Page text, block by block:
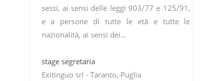
sessi, ai sensi delle leggi 903/77 e 125/91,
e a persone di tutte le età e tutte le
nazionalità, ai sensi dei...
stage segretaria
Exitinguo srl - Taranto, Puglia